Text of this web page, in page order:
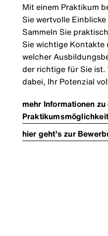
Mit einem Praktikum
Sie wertvolle
Sammeln Sie
Sie wichtige Kontakte
welcher
der richtige für Sie
dabei, Ihr Potenzial
mehr Informationen zu
hier geht’s zur